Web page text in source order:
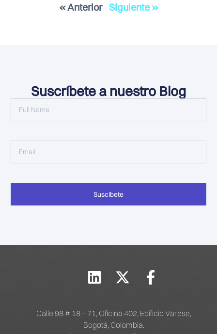
« Anterior Siguiente »
Suscríbete a nuestro Blog
Suscíbete
Calle 98 # 18 – 71, Oficina 402, Edificio Varese,
Bogotá, Colombia.